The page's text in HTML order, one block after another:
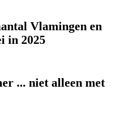
Vlamingen en
in 2025
... niet alleen met